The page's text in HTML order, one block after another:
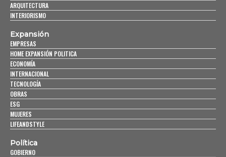
ARQUITECTURA
INTERIORISMO
Expansión
EMPRESAS
HOME EXPANSIÓN POLITICA
ECONOMÍA
INTERNACIONAL
TECNOLOGÍA
OBRAS
ESG
MUJERES
LIFEANDSTYLE
Política
GOBIERNO